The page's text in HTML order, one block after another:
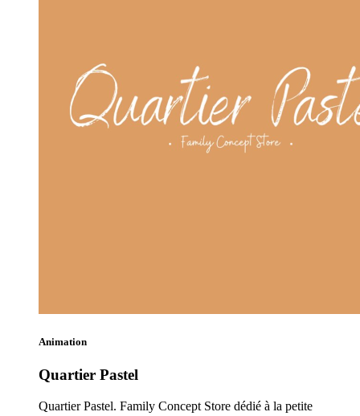
Animation
Quartier Pastel
Quartier Pastel. Family Concept Store dédié à la petite